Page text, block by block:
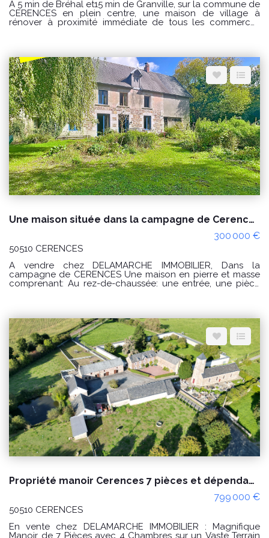
A 5 min de Bréhal et15 min de Granville, sur la commune de
CERENCES en plein centre, une maison de village à
rénover à proximité immédiate de tous les commerces
tout à l'égout PRIX : 79000€ Honoraires à la charge du
vendeur. CLASSE ENERGIE : F(391) ; CLASSE CLIMAT : F (86)
Logement à consommation excessive classé F. Montant
estimé des dépenses annuelles d'énergie pour un usage
standard : entre 2360 € et 3250 € / an Prix moyens des
énergies indexés sur les années 2021, 2022 et 2023
(abonnements compris) Les informations sur les risques
auxquels ce bien est exposé sont disponibles sur le site
Géorisques : www.georisques.gouv.fr Pour visiter
Delamarche immobilier Bréhal 02 33 91 40 41 ou contactez
GINARD Florian 0786274434
Une maison située dans la campagne de Cerences 4 pièces, environ 5 hectares de terres.
300 000 €
50510 CERENCES
A vendre chez DELAMARCHE IMMOBILIER, Dans la
campagne de CERENCES Une maison en pierre et masse
comprenant: Au rez-de-chaussée: une entrée, une pièce
palier desservant une chambre avec sanitaires, un couloir
desservant une seconde chambre avec une pièce à
usage de dressing. Un grenier aménageable au dessus.
Diverses dépendances et un hangar. Un grand bâtiment à
l'arrière de la maison à usage d'étables et une ancienne
boulangerie. Terrain d'environ 5 hectares. Puits. PRIX : 300
000€ Honoraires à la charge du vendeur. Classe énergie :
D (242) Classe climat : D (48) Montant estimé des dépenses
annuelles d'énergie pour un usage standard : entre 3230€
et 4440€ / an Date de référence des prix de l'énergie
utilisés pour établir cette estimation : 01/01/2021 "Les
informations sur les risques auxquels ce bien est exposé
sont disponibles sur le site Géorisques :
www.georisques.gouv.fr" Pour visiter : Agence
DELAMARCHE IMMO.COM Aurélien Etard au 06.29.76.85.09
Propriété manoir Cerences 7 pièces et dépendances, négociable !
799 000 €
50510 CERENCES
En vente chez DELAMARCHE IMMOBILIER : Magnifique
Manoir de 7 Pièces avec 4 Chambres sur un Vaste Terrain